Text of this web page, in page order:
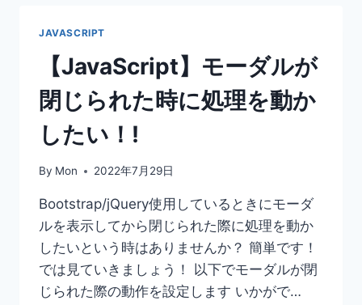
マ
ト
設
定
す
る
よ
使
用
さ
る
設
JAVASCRIPT
【JavaScript】モーダルが
閉じられた時に処理を動か
したい！!
By Mon 2022年7月29日
Bootstrap/jQuery使用しているときにモーダ
ルを表示してから閉じられた際に処理を動か
したいという時はありませんか？ 簡単です！
では見ていきましょう！ 以下でモーダルが閉
じられた際の動作を設定します いかがで…